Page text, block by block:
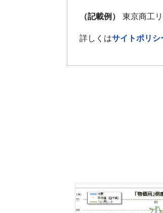
（記載例） 東京商工
詳しくはサイトポリシ